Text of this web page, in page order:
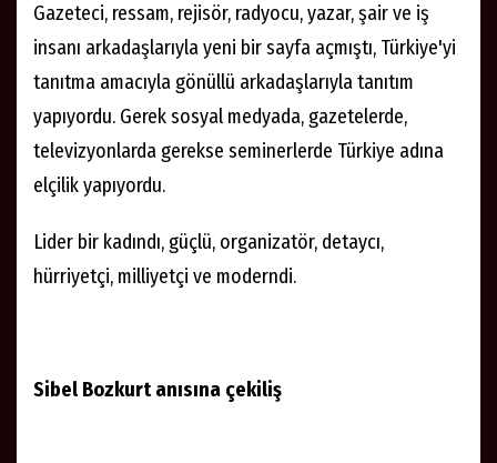
Gazeteci, ressam, rejisör, radyocu, yazar, şair ve iş
insanı arkadaşlarıyla yeni bir sayfa açmıştı, Türkiye'yi
tanıtma amacıyla gönüllü arkadaşlarıyla tanıtım
yapıyordu. Gerek sosyal medyada, gazetelerde,
televizyonlarda gerekse seminerlerde Türkiye adına
elçilik yapıyordu.
Lider bir kadındı, güçlü, organizatör, detaycı,
hürriyetçi, milliyetçi ve moderndi.
Sibel Bozkurt anısına çekiliş